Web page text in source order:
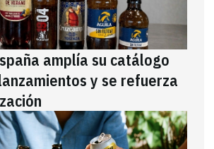
amplía su catálogo
y se refuerza